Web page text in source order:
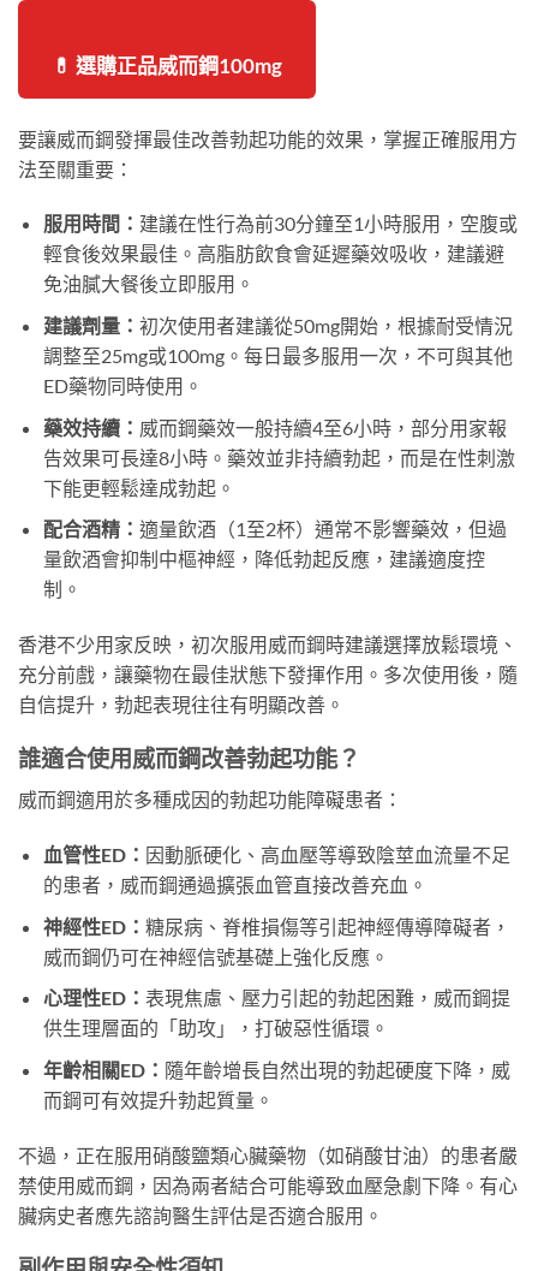
💊 選購正品威而鋼100mg
要讓威而鋼發揮最佳改善勃起功能的效果，掌握正確服用方
法至關重要：
服用時間： 建議在性行為前30分鐘至1小時服用，空腹或
輕食後效果最佳。高脂肪飲食會延遲藥效吸收，建議避
免油膩大餐後立即服用。
建議劑量： 初次使用者建議從50mg開始，根據耐受情況
調整至25mg或100mg。每日最多服用一次，不可與其他
ED藥物同時使用。
藥效持續： 威而鋼藥效一般持續4至6小時，部分用家報
告效果可長達8小時。藥效並非持續勃起，而是在性刺激
下能更輕鬆達成勃起。
配合酒精： 適量飲酒（1至2杯）通常不影響藥效，但過
量飲酒會抑制中樞神經，降低勃起反應，建議適度控
制。
香港不少用家反映，初次服用威而鋼時建議選擇放鬆環境、
充分前戲，讓藥物在最佳狀態下發揮作用。多次使用後，隨
自信提升，勃起表現往往有明顯改善。
誰適合使用威而鋼改善勃起功能？
威而鋼適用於多種成因的勃起功能障礙患者：
血管性ED： 因動脈硬化、高血壓等導致陰莖血流量不足
的患者，威而鋼通過擴張血管直接改善充血。
神經性ED： 糖尿病、脊椎損傷等引起神經傳導障礙者，
威而鋼仍可在神經信號基礎上強化反應。
心理性ED： 表現焦慮、壓力引起的勃起困難，威而鋼提
供生理層面的「助攻」，打破惡性循環。
年齡相關ED： 隨年齡增長自然出現的勃起硬度下降，威
而鋼可有效提升勃起質量。
不過，正在服用硝酸鹽類心臟藥物（如硝酸甘油）的患者嚴
禁使用威而鋼，因為兩者結合可能導致血壓急劇下降。有心
臟病史者應先諮詢醫生評估是否適合服用。